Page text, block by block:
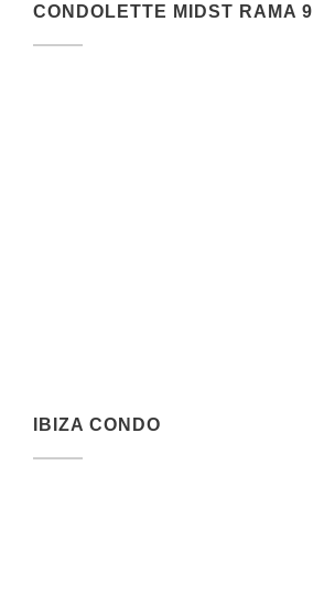
CONDOLETTE MIDST RAMA 9
IBIZA CONDO